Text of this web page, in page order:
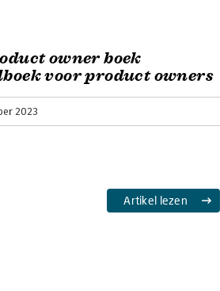
owner boek
voor product owners
2023
Artikel lezen